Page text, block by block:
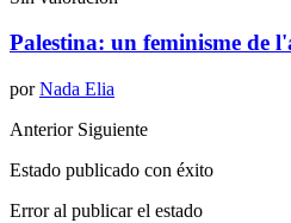
Palestina: un feminisme de
porNada Elia
Anterior Siguiente
Estado publicado con éxito
Error al publicar el estado